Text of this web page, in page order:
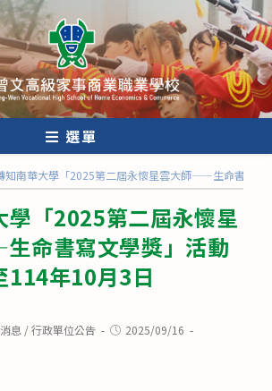
選單
知南華大學「2025第二屆永懷星雲大師——生命書寫文
學「2025第二屆永懷星
命書寫文學獎」活動
114年10月3日
息 /行政單位公告
Post2025/09/16